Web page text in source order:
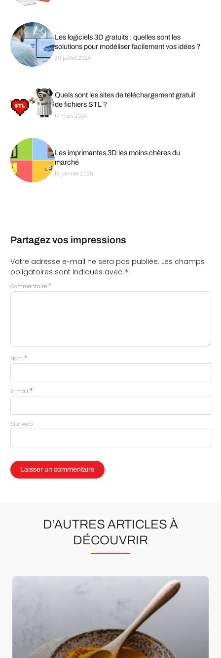
Les logiciels 3D gratuits : quelles sont les
solutions pour modéliser facilement vos idées ?
30 juillet 2024
Quels sont les sites de téléchargement gratuit
de fichiers STL ?
17 mars 2024
Les imprimantes 3D les moins chères du
marché
16 janvier 2025
Partagez vos impressions
Votre adresse e-mail ne sera pas publiée. Les champs
obligatoires sont indiqués avec *
Commentaire *
Nom *
E-mail *
Site web
D’AUTRES ARTICLES À
DÉCOUVRIR